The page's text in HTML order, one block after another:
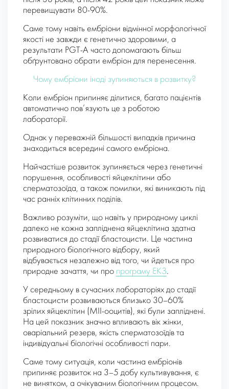
перевищувати 80-90%.
Саме тому навіть ембріони відмінної морфологічної
якості не завжди є генетично здоровими, а
результати PGT-A часто допомагають більш
обґрунтовано обрати ембріон для перенесення.
Чому ембріони іноді зупиняються в розвитку?
Коли ембріон припиняє ділитися, багато пацієнтів
автоматично пов’язують це з роботою
лабораторії.
Однак у переважній більшості випадків причина
знаходиться всередині самого ембріона.
Найчастіше розвиток зупиняється через генетичні
порушення, особливості яйцеклітини або
сперматозоїда, а також помилки, які виникають під
час ранніх клітинних поділів.
Важливо розуміти, що навіть у природному циклі
далеко не кожна запліднена яйцеклітина здатна
розвиватися до стадії бластоцисти. Це частина
природного біологічного відбору, який
відбувається незалежно від того, чи йдеться про
природне зачаття, чи про програму ЕКЗ.
У середньому в сучасних лабораторіях до стадії
бластоцисти розвиваються близько 30–60%
зрілих яйцеклітин (МІІ-ооцитів), які були запліднені.
На цей показник значно впливають вік жінки,
оваріальний резерв, якість сперматозоїдів та
індивідуальні біологічні особливості пари.
Саме тому ситуація, коли частина ембріонів
припиняє розвиток на 3–5 добу культивування, є
не винятком, а очікуваним біологічним процесом.